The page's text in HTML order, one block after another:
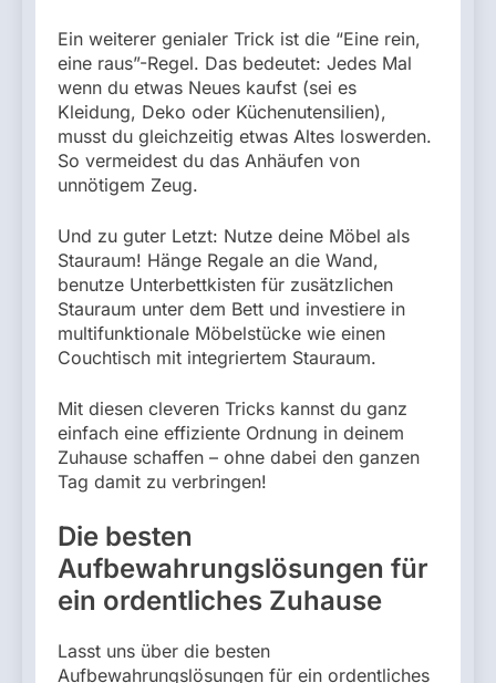
Ein weiterer genialer Trick ist die “Eine rein,
eine raus”-Regel. Das bedeutet: Jedes Mal
wenn du etwas Neues kaufst (sei es
Kleidung, Deko oder Küchenutensilien),
musst du gleichzeitig etwas Altes loswerden.
So vermeidest du das Anhäufen von
unnötigem Zeug.
Und zu guter Letzt: Nutze deine Möbel als
Stauraum! Hänge Regale an die Wand,
benutze Unterbettkisten für zusätzlichen
Stauraum unter dem Bett und investiere in
multifunktionale Möbelstücke wie einen
Couchtisch mit integriertem Stauraum.
Mit diesen cleveren Tricks kannst du ganz
einfach eine effiziente Ordnung in deinem
Zuhause schaffen – ohne dabei den ganzen
Tag damit zu verbringen!
Die besten
Aufbewahrungslösungen für
ein ordentliches Zuhause
Lasst uns über die besten
Aufbewahrungslösungen für ein ordentliches